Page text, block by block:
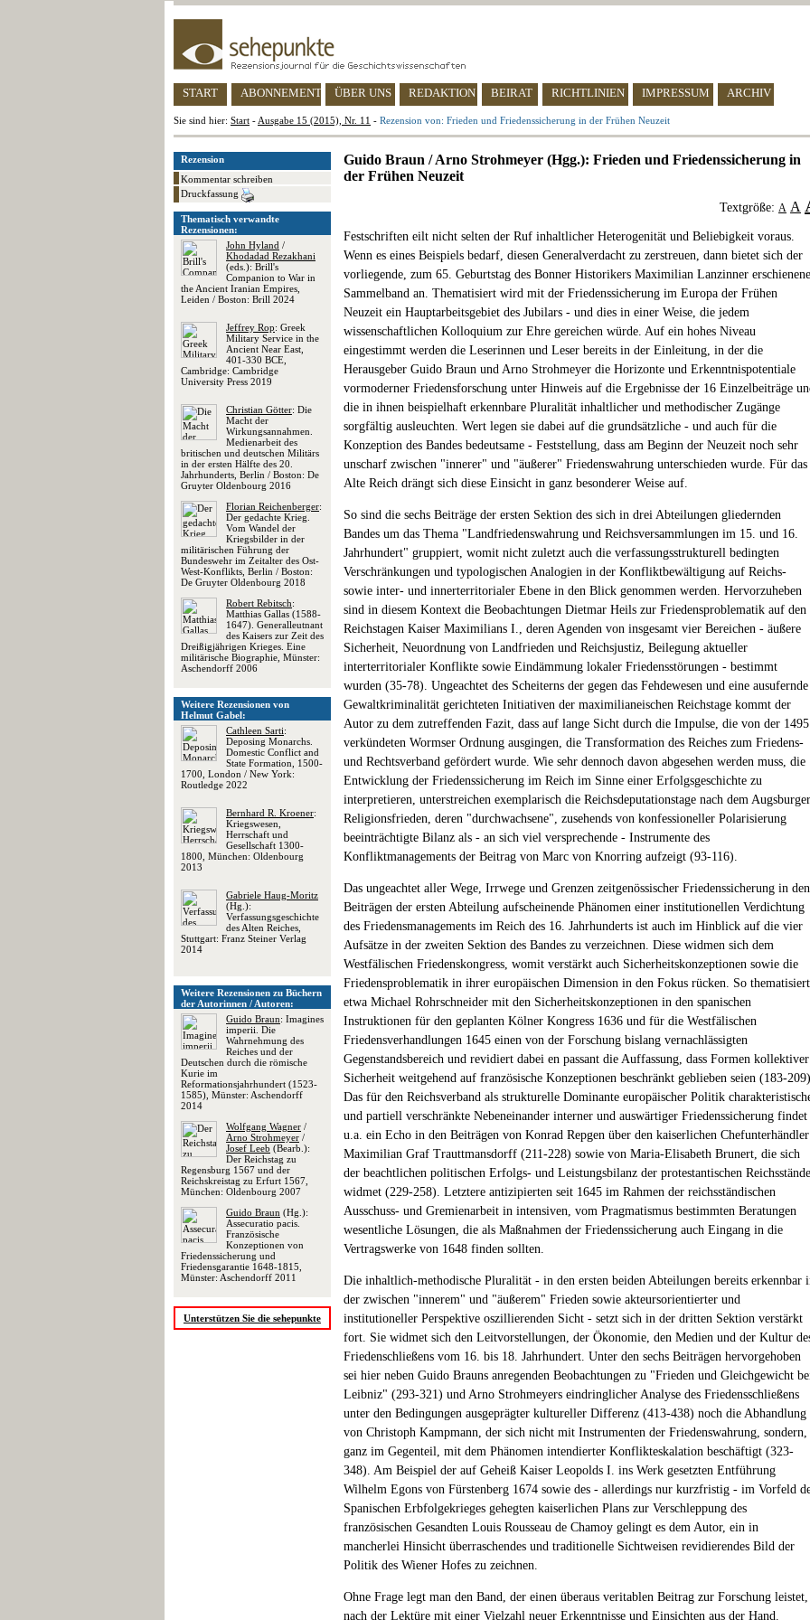
START ABONNEMENT ÜBER UNS REDAKTION BEIRAT RICHTLINIEN IMPRESSUM ARCHIV
Sie sind hier: Start - Ausgabe 15 (2015), Nr. 11 - Rezension von: Frieden und Friedenssicherung in der Frühen Neuzeit
Rezension
Kommentar schreiben
Druckfassung
Thematisch verwandte
Rezensionen:
John Hyland /
Khodadad Rezakhani
(eds.): Brill's
Companion to War in
the Ancient Iranian Empires,
Leiden / Boston: Brill 2024
Jeffrey Rop: Greek
Military Service in the
Ancient Near East,
401-330 BCE,
Cambridge: Cambridge
University Press 2019
Christian Götter: Die
Macht der
Wirkungsannahmen.
Medienarbeit des
britischen und deutschen Militärs
in der ersten Hälfte des 20.
Jahrhunderts, Berlin / Boston: De
Gruyter Oldenbourg 2016
Florian Reichenberger:
Der gedachte Krieg.
Vom Wandel der
Kriegsbilder in der
militärischen Führung der
Bundeswehr im Zeitalter des Ost-
West-Konflikts, Berlin / Boston:
De Gruyter Oldenbourg 2018
Robert Rebitsch:
Matthias Gallas (1588-
1647). Generalleutnant
des Kaisers zur Zeit des
Dreißigjährigen Krieges. Eine
militärische Biographie, Münster:
Aschendorff 2006
Weitere Rezensionen von
Helmut Gabel:
Cathleen Sarti:
Deposing Monarchs.
Domestic Conflict and
State Formation, 1500-
1700, London / New York:
Routledge 2022
Bernhard R. Kroener:
Kriegswesen,
Herrschaft und
Gesellschaft 1300-
1800, München: Oldenbourg
2013
Gabriele Haug-Moritz
(Hg.):
Verfassungsgeschichte
des Alten Reiches,
Stuttgart: Franz Steiner Verlag
2014
Weitere Rezensionen zu Büchern
der Autorinnen / Autoren:
Guido Braun: Imagines
imperii. Die
Wahrnehmung des
Reiches und der
Deutschen durch die römische
Kurie im
Reformationsjahrhundert (1523-
1585), Münster: Aschendorff
2014
Wolfgang Wagner /
Arno Strohmeyer /
Josef Leeb (Bearb.):
Der Reichstag zu
Regensburg 1567 und der
Reichskreistag zu Erfurt 1567,
München: Oldenbourg 2007
Guido Braun (Hg.):
Assecuratio pacis.
Französische
Konzeptionen von
Friedenssicherung und
Friedensgarantie 1648-1815,
Münster: Aschendorff 2011
Unterstützen Sie die sehepunkte
Guido Braun / Arno Strohmeyer (Hgg.): Frieden und Friedenssicherung in
der Frühen Neuzeit
Textgröße: A A
Festschriften eilt nicht selten der Ruf inhaltlicher Heterogenität und Beliebigkeit voraus.
Wenn es eines Beispiels bedarf, diesen Generalverdacht zu zerstreuen, dann bietet sich der
vorliegende, zum 65. Geburtstag des Bonner Historikers Maximilian Lanzinner erschienene
Sammelband an. Thematisiert wird mit der Friedenssicherung im Europa der Frühen
Neuzeit ein Hauptarbeitsgebiet des Jubilars - und dies in einer Weise, die jedem
wissenschaftlichen Kolloquium zur Ehre gereichen würde. Auf ein hohes Niveau
eingestimmt werden die Leserinnen und Leser bereits in der Einleitung, in der die
Herausgeber Guido Braun und Arno Strohmeyer die Horizonte und Erkenntnispotentiale
vormoderner Friedensforschung unter Hinweis auf die Ergebnisse der 16 Einzelbeiträge
die in ihnen beispielhaft erkennbare Pluralität inhaltlicher und methodischer Zugänge
sorgfältig ausleuchten. Wert legen sie dabei auf die grundsätzliche - und auch für die
Konzeption des Bandes bedeutsame - Feststellung, dass am Beginn der Neuzeit noch sehr
unscharf zwischen "innerer" und "äußerer" Friedenswahrung unterschieden wurde. Für das
Alte Reich drängt sich diese Einsicht in ganz besonderer Weise auf.
So sind die sechs Beiträge der ersten Sektion des sich in drei Abteilungen gliedernden
Bandes um das Thema "Landfriedenswahrung und Reichsversammlungen im 15. und 16.
Jahrhundert" gruppiert, womit nicht zuletzt auch die verfassungsstrukturell bedingten
Verschränkungen und typologischen Analogien in der Konfliktbewältigung auf Reichs-
sowie inter- und innerterritorialer Ebene in den Blick genommen werden. Hervorzuheben
sind in diesem Kontext die Beobachtungen Dietmar Heils zur Friedensproblematik auf den
Reichstagen Kaiser Maximilians I., deren Agenden von insgesamt vier Bereichen - äußere
Sicherheit, Neuordnung von Landfrieden und Reichsjustiz, Beilegung aktueller
interterritorialer Konflikte sowie Eindämmung lokaler Friedensstörungen - bestimmt
wurden (35-78). Ungeachtet des Scheiterns der gegen das Fehdewesen und eine ausufernde
Gewaltkriminalität gerichteten Initiativen der maximilianeischen Reichstage kommt der
Autor zu dem zutreffenden Fazit, dass auf lange Sicht durch die Impulse, die von der 1495
verkündeten Wormser Ordnung ausgingen, die Transformation des Reiches zum Friedens-
und Rechtsverband gefördert wurde. Wie sehr dennoch davon abgesehen werden muss, die
Entwicklung der Friedenssicherung im Reich im Sinne einer Erfolgsgeschichte zu
interpretieren, unterstreichen exemplarisch die Reichsdeputationstage nach dem Augsburger
Religionsfrieden, deren "durchwachsene", zusehends von konfessioneller Polarisierung
beeinträchtigte Bilanz als - an sich viel versprechende - Instrumente des
Konfliktmanagements der Beitrag von Marc von Knorring aufzeigt (93-116).
Das ungeachtet aller Wege, Irrwege und Grenzen zeitgenössischer Friedenssicherung in den
Beiträgen der ersten Abteilung aufscheinende Phänomen einer institutionellen Verdichtung
des Friedensmanagements im Reich des 16. Jahrhunderts ist auch im Hinblick auf die vier
Aufsätze in der zweiten Sektion des Bandes zu verzeichnen. Diese widmen sich dem
Westfälischen Friedenskongress, womit verstärkt auch Sicherheitskonzeptionen sowie die
Friedensproblematik in ihrer europäischen Dimension in den Fokus rücken. So thematisiert
etwa Michael Rohrschneider mit den Sicherheitskonzeptionen in den spanischen
Instruktionen für den geplanten Kölner Kongress 1636 und für die Westfälischen
Friedensverhandlungen 1645 einen von der Forschung bislang vernachlässigten
Gegenstandsbereich und revidiert dabei en passant die Auffassung, dass Formen kollektiver
Sicherheit weitgehend auf französische Konzeptionen beschränkt geblieben seien (183-
Das für den Reichsverband als strukturelle Dominante europäischer Politik
und partiell verschränkte Nebeneinander interner und auswärtiger Friedenssicherung findet
u.a. ein Echo in den Beiträgen von Konrad Repgen über den kaiserlichen Chefunterhändler
Maximilian Graf Trauttmansdorff (211-228) sowie von Maria-Elisabeth Brunert, die sich
der beachtlichen politischen Erfolgs- und Leistungsbilanz der protestantischen Reichsstände
widmet (229-258). Letztere antizipierten seit 1645 im Rahmen der reichsständischen
Ausschuss- und Gremienarbeit in intensiven, vom Pragmatismus bestimmten Beratungen
wesentliche Lösungen, die als Maßnahmen der Friedenssicherung auch Eingang in die
Vertragswerke von 1648 finden sollten.
Die inhaltlich-methodische Pluralität - in den ersten beiden Abteilungen bereits erkennbar
der zwischen "innerem" und "äußerem" Frieden sowie akteursorientierter und
institutioneller Perspektive oszillierenden Sicht - setzt sich in der dritten Sektion verstärkt
fort. Sie widmet sich den Leitvorstellungen, der Ökonomie, den Medien und der Kultur
Friedenschließens vom 16. bis 18. Jahrhundert. Unter den sechs Beiträgen hervorgehoben
sei hier neben Guido Brauns anregenden Beobachtungen zu "Frieden und Gleichgewicht
Leibniz" (293-321) und Arno Strohmeyers eindringlicher Analyse des Friedensschließens
unter den Bedingungen ausgeprägter kultureller Differenz (413-438) noch die Abhandlung
von Christoph Kampmann, der sich nicht mit Instrumenten der Friedenswahrung, sondern,
ganz im Gegenteil, mit dem Phänomen intendierter Konflikteskalation beschäftigt (323-
348). Am Beispiel der auf Geheiß Kaiser Leopolds I. ins Werk gesetzten Entführung
Wilhelm Egons von Fürstenberg 1674 sowie des - allerdings nur kurzfristig - im Vorfeld
Spanischen Erbfolgekrieges gehegten kaiserlichen Plans zur Verschleppung des
französischen Gesandten Louis Rousseau de Chamoy gelingt es dem Autor, ein in
mancherlei Hinsicht überraschendes und traditionelle Sichtweisen revidierendes Bild der
Politik des Wiener Hofes zu zeichnen.
Ohne Frage legt man den Band, der einen überaus veritablen Beitrag zur Forschung leistet,
nach der Lektüre mit einer Vielzahl neuer Erkenntnisse und Einsichten aus der Hand.